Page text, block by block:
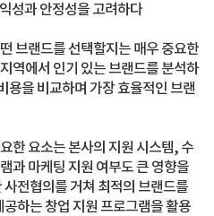
성과 안정성을 고려하다
브랜드를 선택할지는 매우 중요한
역에서 인기 있는 브랜드를 분석하
용을 비교하며 가장 효율적인 브랜
한 요소는 본사의 지원 시스템, 수
과 마케팅 지원 여부도 큰 영향을
전협의를 거쳐 최적의 브랜드를
하는 창업 지원 프로그램을 활용